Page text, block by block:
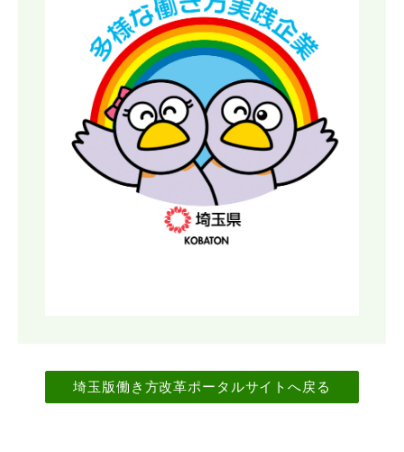
埼玉版働き方改革ポータルサイトへ戻る